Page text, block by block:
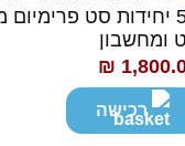
50 יחידות סט
ומחשבון
₪
רכישה